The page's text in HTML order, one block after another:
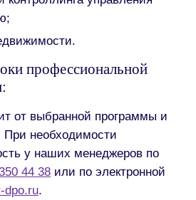
профессиональной
от выбранной программы и
необходимости
у наших менеджеров по
44 38 или по электронной
dpo.ru.